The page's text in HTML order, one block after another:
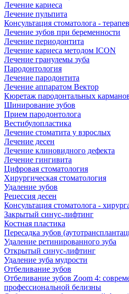
Лечение кариеса
Лечение пульпита
Консультация стоматолога -
Лечение зубов при беременности
Лечение периодонтита
Лечение кариеса методом ICON
Лечение гранулемы зуба
Пародонтология
Лечение пародонтита
Лечение аппаратом Вектор
Кюретаж пародонтальных
Шинирование зубов
Прием пародонтолога
Вестибулопластика
Лечение стоматита у взрослых
Лечение десен
Лечение клиновидного дефекта
Лечение гингивита
Цифровая стоматология
Хирургическая стоматология
Удаление зубов
Рецессия десен
Консультация стоматолога -
Закрытый синус-лифтинг
Костная пластика
Пересадка зубов
Удаление ретинированного зуба
Открытый синус-лифтинг
Удаление зуба мудрости
Отбеливание зубов
Отбеливание зубов Zoom 4:
профессиональной белизны